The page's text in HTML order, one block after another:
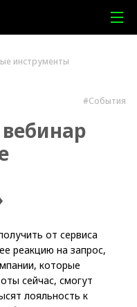
инструменты
#События
от сервиса
реакцию на запрос,
которые
сейчас, смогут
лояльность к